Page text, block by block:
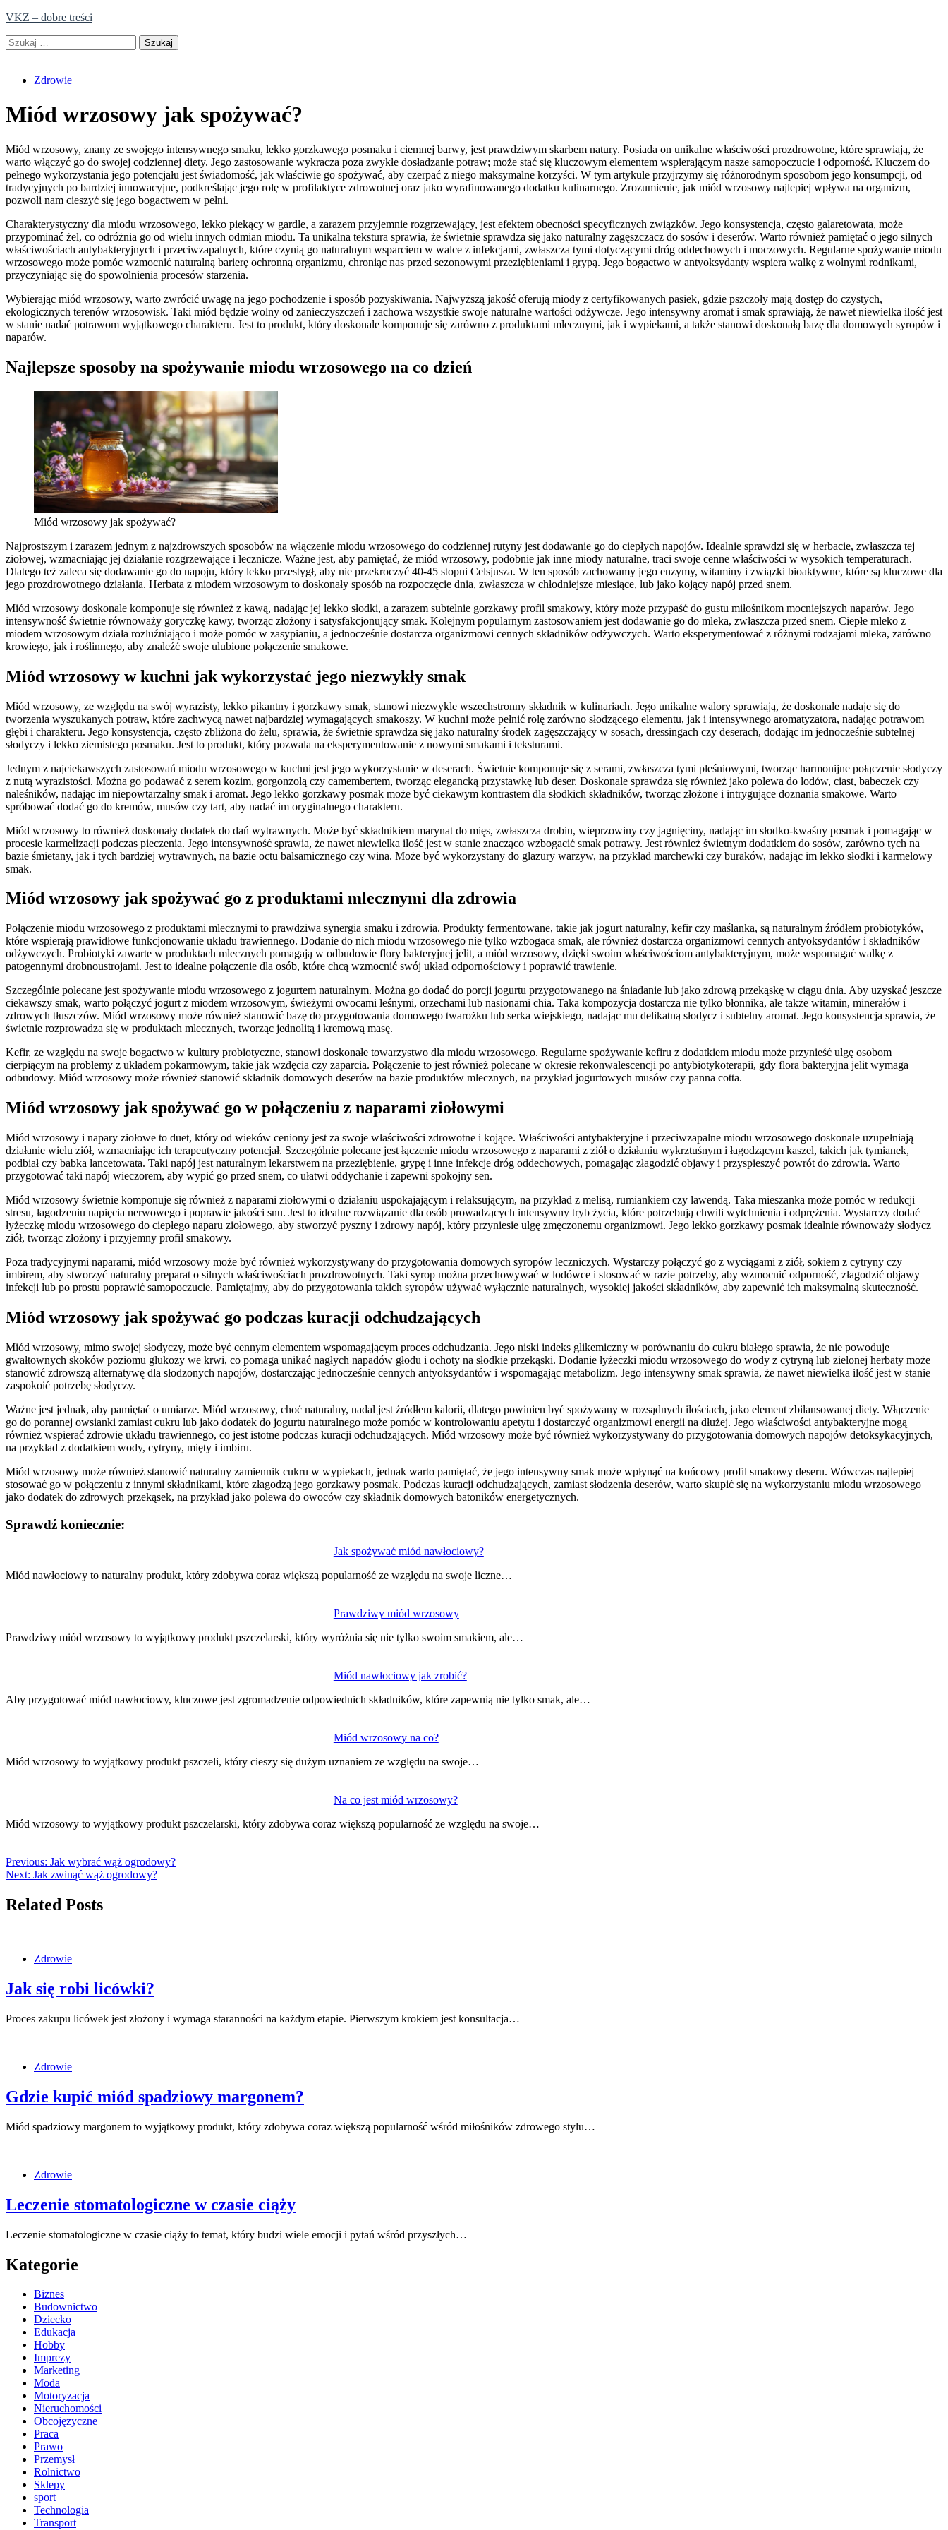
Skip
content
VKZ – dobre treści
Szukaj:
Zdrowie
Miód wrzosowy jak spożywać?
Miód wrzosowy, znany ze swojego intensywnego smaku, lekko gorzkawego posmaku i ciemnej barwy, jest prawdziwym skarbem natury. Posiada on unikalne właściwości prozdrowotne, które sprawiają, że
warto włączyć go do swojej codziennej diety. Jego zastosowanie wykracza poza zwykłe dosładzanie potraw; może stać się kluczowym elementem wspierającym nasze samopoczucie i odporność. Kluczem do
pełnego wykorzystania jego potencjału jest świadomość, jak właściwie go spożywać, aby czerpać z niego maksymalne korzyści. W tym artykule przyjrzymy się różnorodnym sposobom jego konsumpcji, od
tradycyjnych po bardziej innowacyjne, podkreślając jego rolę w profilaktyce zdrowotnej oraz jako wyrafinowanego dodatku kulinarnego. Zrozumienie, jak miód wrzosowy najlepiej wpływa na organizm,
pozwoli nam cieszyć się jego bogactwem w pełni.
Charakterystyczny dla miodu wrzosowego, lekko piekący w gardle, a zarazem przyjemnie rozgrzewający, jest efektem obecności specyficznych związków. Jego konsystencja, często galaretowata, może
przypominać żel, co odróżnia go od wielu innych odmian miodu. Ta unikalna tekstura sprawia, że świetnie sprawdza się jako naturalny zagęszczacz do sosów i deserów. Warto również pamiętać o jego silnych
właściwościach antybakteryjnych i przeciwzapalnych, które czynią go naturalnym wsparciem w walce z infekcjami, zwłaszcza tymi dotyczącymi dróg oddechowych i moczowych. Regularne spożywanie miodu
wrzosowego może pomóc wzmocnić naturalną barierę ochronną organizmu, chroniąc nas przed sezonowymi przeziębieniami i grypą. Jego bogactwo w antyoksydanty wspiera walkę z wolnymi rodnikami,
przyczyniając się do spowolnienia procesów starzenia.
Wybierając miód wrzosowy, warto zwrócić uwagę na jego pochodzenie i sposób pozyskiwania. Najwyższą jakość oferują miody z certyfikowanych pasiek, gdzie pszczoły mają dostęp do czystych,
ekologicznych terenów wrzosowisk. Taki miód będzie wolny od zanieczyszczeń i zachowa wszystkie swoje naturalne wartości odżywcze. Jego intensywny aromat i smak sprawiają, że nawet niewielka ilość jest
w stanie nadać potrawom wyjątkowego charakteru. Jest to produkt, który doskonale komponuje się zarówno z produktami mlecznymi, jak i wypiekami, a także stanowi doskonałą bazę dla domowych syropów i
naparów.
Najlepsze sposoby na spożywanie miodu wrzosowego na co dzień
Miód wrzosowy jak spożywać?
Najprostszym i zarazem jednym z najzdrowszych sposobów na włączenie miodu wrzosowego do codziennej rutyny jest dodawanie go do ciepłych napojów. Idealnie sprawdzi się w herbacie, zwłaszcza tej
ziołowej, wzmacniając jej działanie rozgrzewające i lecznicze. Ważne jest, aby pamiętać, że miód wrzosowy, podobnie jak inne miody naturalne, traci swoje cenne właściwości w wysokich temperaturach.
Dlatego też zaleca się dodawanie go do napoju, który lekko przestygł, aby nie przekroczyć 40-45 stopni Celsjusza. W ten sposób zachowamy jego enzymy, witaminy i związki bioaktywne, które są kluczowe dla
jego prozdrowotnego działania. Herbata z miodem wrzosowym to doskonały sposób na rozpoczęcie dnia, zwłaszcza w chłodniejsze miesiące, lub jako kojący napój przed snem.
Miód wrzosowy doskonale komponuje się również z kawą, nadając jej lekko słodki, a zarazem subtelnie gorzkawy profil smakowy, który może przypaść do gustu miłośnikom mocniejszych naparów. Jego
intensywność świetnie równoważy goryczkę kawy, tworząc złożony i satysfakcjonujący smak. Kolejnym popularnym zastosowaniem jest dodawanie go do mleka, zwłaszcza przed snem. Ciepłe mleko z
miodem wrzosowym działa rozluźniająco i może pomóc w zasypianiu, a jednocześnie dostarcza organizmowi cennych składników odżywczych. Warto eksperymentować z różnymi rodzajami mleka, zarówno
krowiego, jak i roślinnego, aby znaleźć swoje ulubione połączenie smakowe.
Miód wrzosowy w kuchni jak wykorzystać jego niezwykły smak
Miód wrzosowy, ze względu na swój wyrazisty, lekko pikantny i gorzkawy smak, stanowi niezwykle wszechstronny składnik w kulinariach. Jego unikalne walory sprawiają, że doskonale nadaje się do
tworzenia wyszukanych potraw, które zachwycą nawet najbardziej wymagających smakoszy. W kuchni może pełnić rolę zarówno słodzącego elementu, jak i intensywnego aromatyzatora, nadając potrawom
głębi i charakteru. Jego konsystencja, często zbliżona do żelu, sprawia, że świetnie sprawdza się jako naturalny środek zagęszczający w sosach, dressingach czy deserach, dodając im jednocześnie subtelnej
słodyczy i lekko ziemistego posmaku. Jest to produkt, który pozwala na eksperymentowanie z nowymi smakami i teksturami.
Jednym z najciekawszych zastosowań miodu wrzosowego w kuchni jest jego wykorzystanie w deserach. Świetnie komponuje się z serami, zwłaszcza tymi pleśniowymi, tworząc harmonijne połączenie słodyczy
z nutą wyrazistości. Można go podawać z serem kozim, gorgonzolą czy camembertem, tworząc elegancką przystawkę lub deser. Doskonale sprawdza się również jako polewa do lodów, ciast, babeczek czy
naleśników, nadając im niepowtarzalny smak i aromat. Jego lekko gorzkawy posmak może być ciekawym kontrastem dla słodkich składników, tworząc złożone i intrygujące doznania smakowe. Warto
spróbować dodać go do kremów, musów czy tart, aby nadać im oryginalnego charakteru.
Miód wrzosowy to również doskonały dodatek do dań wytrawnych. Może być składnikiem marynat do mięs, zwłaszcza drobiu, wieprzowiny czy jagnięciny, nadając im słodko-kwaśny posmak i pomagając w
procesie karmelizacji podczas pieczenia. Jego intensywność sprawia, że nawet niewielka ilość jest w stanie znacząco wzbogacić smak potrawy. Jest również świetnym dodatkiem do sosów, zarówno tych na
bazie śmietany, jak i tych bardziej wytrawnych, na bazie octu balsamicznego czy wina. Może być wykorzystany do glazury warzyw, na przykład marchewki czy buraków, nadając im lekko słodki i karmelowy
smak.
Miód wrzosowy jak spożywać go z produktami mlecznymi dla zdrowia
Połączenie miodu wrzosowego z produktami mlecznymi to prawdziwa synergia smaku i zdrowia. Produkty fermentowane, takie jak jogurt naturalny, kefir czy maślanka, są naturalnym źródłem probiotyków,
które wspierają prawidłowe funkcjonowanie układu trawiennego. Dodanie do nich miodu wrzosowego nie tylko wzbogaca smak, ale również dostarcza organizmowi cennych antyoksydantów i składników
odżywczych. Probiotyki zawarte w produktach mlecznych pomagają w odbudowie flory bakteryjnej jelit, a miód wrzosowy, dzięki swoim właściwościom antybakteryjnym, może wspomagać walkę z
patogennymi drobnoustrojami. Jest to idealne połączenie dla osób, które chcą wzmocnić swój układ odpornościowy i poprawić trawienie.
Szczególnie polecane jest spożywanie miodu wrzosowego z jogurtem naturalnym. Można go dodać do porcji jogurtu przygotowanego na śniadanie lub jako zdrową przekąskę w ciągu dnia. Aby uzyskać jeszcze
ciekawszy smak, warto połączyć jogurt z miodem wrzosowym, świeżymi owocami leśnymi, orzechami lub nasionami chia. Taka kompozycja dostarcza nie tylko błonnika, ale także witamin, minerałów i
zdrowych tłuszczów. Miód wrzosowy może również stanowić bazę do przygotowania domowego twarożku lub serka wiejskiego, nadając mu delikatną słodycz i subtelny aromat. Jego konsystencja sprawia, że
świetnie rozprowadza się w produktach mlecznych, tworząc jednolitą i kremową masę.
Kefir, ze względu na swoje bogactwo w kultury probiotyczne, stanowi doskonałe towarzystwo dla miodu wrzosowego. Regularne spożywanie kefiru z dodatkiem miodu może przynieść ulgę osobom
cierpiącym na problemy z układem pokarmowym, takie jak wzdęcia czy zaparcia. Połączenie to jest również polecane w okresie rekonwalescencji po antybiotykoterapii, gdy flora bakteryjna jelit wymaga
odbudowy. Miód wrzosowy może również stanowić składnik domowych deserów na bazie produktów mlecznych, na przykład jogurtowych musów czy panna cotta.
Miód wrzosowy jak spożywać go w połączeniu z naparami ziołowymi
Miód wrzosowy i napary ziołowe to duet, który od wieków ceniony jest za swoje właściwości zdrowotne i kojące. Właściwości antybakteryjne i przeciwzapalne miodu wrzosowego doskonale uzupełniają
działanie wielu ziół, wzmacniając ich terapeutyczny potencjał. Szczególnie polecane jest łączenie miodu wrzosowego z naparami z ziół o działaniu wykrztuśnym i łagodzącym kaszel, takich jak tymianek,
podbiał czy babka lancetowata. Taki napój jest naturalnym lekarstwem na przeziębienie, grypę i inne infekcje dróg oddechowych, pomagając złagodzić objawy i przyspieszyć powrót do zdrowia. Warto
przygotować taki napój wieczorem, aby wypić go przed snem, co ułatwi oddychanie i zapewni spokojny sen.
Miód wrzosowy świetnie komponuje się również z naparami ziołowymi o działaniu uspokajającym i relaksującym, na przykład z melisą, rumiankiem czy lawendą. Taka mieszanka może pomóc w redukcji
stresu, łagodzeniu napięcia nerwowego i poprawie jakości snu. Jest to idealne rozwiązanie dla osób prowadzących intensywny tryb życia, które potrzebują chwili wytchnienia i odprężenia. Wystarczy dodać
łyżeczkę miodu wrzosowego do ciepłego naparu ziołowego, aby stworzyć pyszny i zdrowy napój, który przyniesie ulgę zmęczonemu organizmowi. Jego lekko gorzkawy posmak idealnie równoważy słodycz
ziół, tworząc złożony i przyjemny profil smakowy.
Poza tradycyjnymi naparami, miód wrzosowy może być również wykorzystywany do przygotowania domowych syropów leczniczych. Wystarczy połączyć go z wyciągami z ziół, sokiem z cytryny czy
imbirem, aby stworzyć naturalny preparat o silnych właściwościach prozdrowotnych. Taki syrop można przechowywać w lodówce i stosować w razie potrzeby, aby wzmocnić odporność, złagodzić objawy
infekcji lub po prostu poprawić samopoczucie. Pamiętajmy, aby do przygotowania takich syropów używać wyłącznie naturalnych, wysokiej jakości składników, aby zapewnić ich maksymalną skuteczność.
Miód wrzosowy jak spożywać go podczas kuracji odchudzających
Miód wrzosowy, mimo swojej słodyczy, może być cennym elementem wspomagającym proces odchudzania. Jego niski indeks glikemiczny w porównaniu do cukru białego sprawia, że nie powoduje
gwałtownych skoków poziomu glukozy we krwi, co pomaga unikać nagłych napadów głodu i ochoty na słodkie przekąski. Dodanie łyżeczki miodu wrzosowego do wody z cytryną lub zielonej herbaty może
stanowić zdrowszą alternatywę dla słodzonych napojów, dostarczając jednocześnie cennych antyoksydantów i wspomagając metabolizm. Jego intensywny smak sprawia, że nawet niewielka ilość jest w stanie
zaspokoić potrzebę słodyczy.
Ważne jest jednak, aby pamiętać o umiarze. Miód wrzosowy, choć naturalny, nadal jest źródłem kalorii, dlatego powinien być spożywany w rozsądnych ilościach, jako element zbilansowanej diety. Włączenie
go do porannej owsianki zamiast cukru lub jako dodatek do jogurtu naturalnego może pomóc w kontrolowaniu apetytu i dostarczyć organizmowi energii na dłużej. Jego właściwości antybakteryjne mogą
również wspierać zdrowie układu trawiennego, co jest istotne podczas kuracji odchudzających. Miód wrzosowy może być również wykorzystywany do przygotowania domowych napojów detoksykacyjnych,
na przykład z dodatkiem wody, cytryny, mięty i imbiru.
Miód wrzosowy może również stanowić naturalny zamiennik cukru w wypiekach, jednak warto pamiętać, że jego intensywny smak może wpłynąć na końcowy profil smakowy deseru. Wówczas najlepiej
stosować go w połączeniu z innymi składnikami, które złagodzą jego gorzkawy posmak. Podczas kuracji odchudzających, zamiast słodzenia deserów, warto skupić się na wykorzystaniu miodu wrzosowego
jako dodatek do zdrowych przekąsek, na przykład jako polewa do owoców czy składnik domowych batoników energetycznych.
Sprawdź koniecznie:
Jak spożywać miód nawłociowy?
Miód nawłociowy to naturalny produkt, który zdobywa coraz większą popularność ze względu na swoje liczne…
Prawdziwy miód wrzosowy
Prawdziwy miód wrzosowy to wyjątkowy produkt pszczelarski, który wyróżnia się nie tylko swoim smakiem, ale…
Miód nawłociowy jak zrobić?
Aby przygotować miód nawłociowy, kluczowe jest zgromadzenie odpowiednich składników, które zapewnią nie tylko smak, ale…
Miód wrzosowy na co?
Miód wrzosowy to wyjątkowy produkt pszczeli, który cieszy się dużym uznaniem ze względu na swoje…
Na co jest miód wrzosowy?
Miód wrzosowy to wyjątkowy produkt pszczelarski, który zdobywa coraz większą popularność ze względu na swoje…
wpisu
Previous: Jak wybrać wąż ogrodowy?
Next: Jak zwinąć wąż ogrodowy?
Related Posts
Zdrowie
Jak się robi licówki?
Proces zakupu licówek jest złożony i wymaga staranności na każdym etapie. Pierwszym krokiem jest konsultacja…
Zdrowie
Gdzie kupić miód spadziowy margonem?
Miód spadziowy margonem to wyjątkowy produkt, który zdobywa coraz większą popularność wśród miłośników zdrowego stylu…
Zdrowie
Leczenie stomatologiczne w czasie ciąży
Leczenie stomatologiczne w czasie ciąży to temat, który budzi wiele emocji i pytań wśród przyszłych…
Kategorie
Biznes
Budownictwo
Dziecko
Edukacja
Hobby
Imprezy
Marketing
Moda
Motoryzacja
Nieruchomości
Obcojęzyczne
Praca
Prawo
Przemysł
Rolnictwo
Sklepy
sport
Technologia
Transport